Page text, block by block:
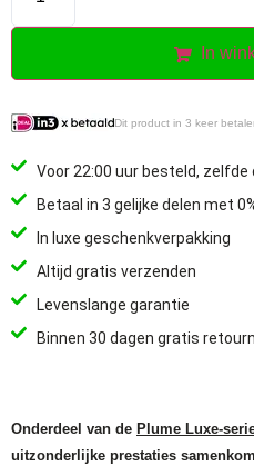
In
Dit product in 3 keer
Voor 22:00 uur besteld,
Betaal in 3 gelijke delen met
In luxe geschenkverpakking
Altijd gratis verzenden
Levenslange garantie
Binnen 30 dagen gratis
Onderdeel van de Plume Luxe-
uitzonderlijke prestaties